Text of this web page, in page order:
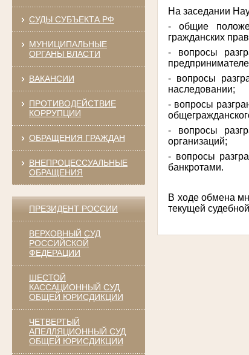
СУДЫ СУБЪЕКТА РФ
МУНИЦИПАЛЬНЫЕ
ОРГАНЫ ВЛАСТИ
ВАКАНСИИ
ПРОТИВОДЕЙСТВИЕ
КОРРУПЦИИ
ОБРАЩЕНИЯ ГРАЖДАН
ВНЕПРОЦЕССУАЛЬНЫЕ
ОБРАЩЕНИЯ
ПРЕЗИДЕНТ РОССИИ
ВЕРХОВНЫЙ СУД
РОССИЙСКОЙ
ФЕДЕРАЦИИ
ШЕСТОЙ
КАССАЦИОННЫЙ СУД
ОБЩЕЙ ЮРИСДИКЦИИ
ЧЕТВЕРТЫЙ
АПЕЛЛЯЦИОННЫЙ СУД
ОБЩЕЙ ЮРИСДИКЦИИ
На заседании
- общие
гражданских
- вопросы
- вопросы
наследовании;
- вопросы
- вопросы
организаций;
- вопросы
банкротами.
В ходе обмена
текущей